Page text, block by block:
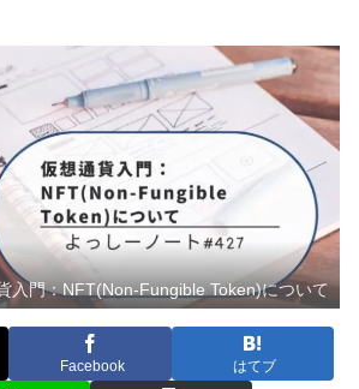
入門：NFT(Non-Fungible Token)について
Facebook はてブ